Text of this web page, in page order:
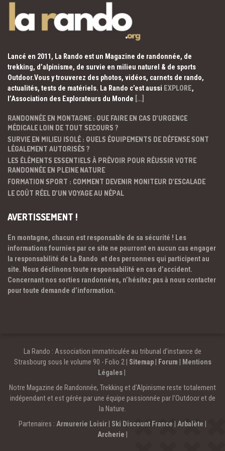
Lancé en 2011, La Rando est un Magazine de randonnée, de
trekking, d’alpinisme, de survie en milieu naturel & de sports
Outdoor.Vous y trouverez des photos, vidéos, carnets de rando,
actualités, tests de matériels. La Rando c’est aussi EXPLORE,
l’Association des Explorateurs du Monde […]
RANDONNÉE EN MONTAGNE : QUE FAIRE EN CAS D’URGENCE
MÉDICALE LOIN DE TOUT SECOURS ?
SURVIE EN MILIEU ISOLÉ : QUELS ÉQUIPEMENTS DE DÉFENSE SONT
LÉGALEMENT AUTORISÉS ?
LES ÉLÉMENTS ESSENTIELS À PRÉVOIR POUR RÉUSSIR VOTRE
RANDONNÉE EN PLEINE NATURE
FORMATION SPORT : COMMENT DEVENIR MONITEUR D’ESCALADE
LE COÛT RÉEL D’UN VOYAGE AU NÉPAL
AVERTISSEMENT !
En montagne, chacun est responsable de sa sécurité ! Les
informations fournies par ce site ne pourront en aucun cas engager
la responsabilité de La Rando et des personnes qui participent au
site. Nous déclinons toute responsabilité en cas d’accident.
Concernant nos sorties randonnées, n’hésitez pas à nous contacter
pour toute demande d’information.
La Rando : Association immatriculée au tribunal d’instance de
Strasbourg sous le volume 90 - Folio 2 | Sitemap| Forum
Mentions
Légales
Notre Magazine de Randonnée, Trekking et d'Alpinisme reste totalement
indépendant et est gérée par une équipe passionnée par l’Outdoor et de
la Nature.
Partenaires : Armurerie Loisir Ski Discount France Arbalète
Archerie